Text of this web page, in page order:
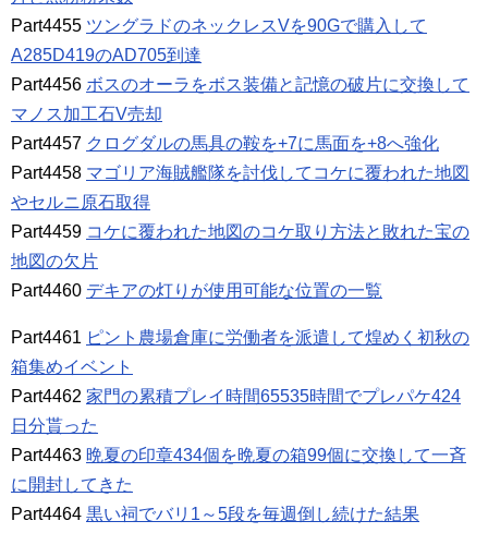
Part4455 ツングラドのネックレスVを90Gで購入して
A285D419のAD705到達
Part4456 ボスのオーラをボス装備と記憶の破片に交換して
マノス加工石V売却
Part4457 クログダルの馬具の鞍を+7に馬面を+8へ強化
Part4458 マゴリア海賊艦隊を討伐してコケに覆われた地図
やセルニ原石取得
Part4459 コケに覆われた地図のコケ取り方法と敗れた宝の
地図の欠片
Part4460 デキアの灯りが使用可能な位置の一覧
Part4461 ピント農場倉庫に労働者を派遣して煌めく初秋の
箱集めイベント
Part4462 家門の累積プレイ時間65535時間でプレパケ424
日分貰った
Part4463 晩夏の印章434個を晩夏の箱99個に交換して一斉
に開封してきた
Part4464 黒い祠でバリ1～5段を毎週倒し続けた結果